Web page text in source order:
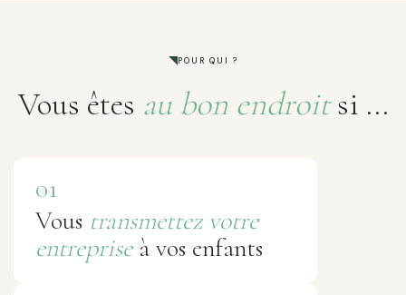
POUR QUI ?
Vous êtes au bon endroitsi ...
01
Vous transmettez votre
entrepriseà vos enfants